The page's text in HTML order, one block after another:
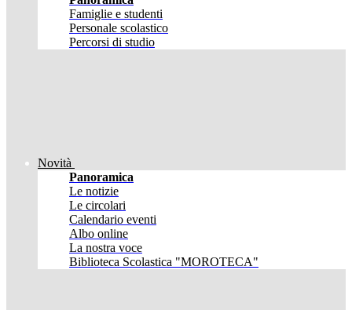
Famiglie e studenti
Personale scolastico
Percorsi di studio
Novità
Panoramica
Le notizie
Le circolari
Calendario eventi
Albo online
La nostra voce
Biblioteca Scolastica "MOROTECA"